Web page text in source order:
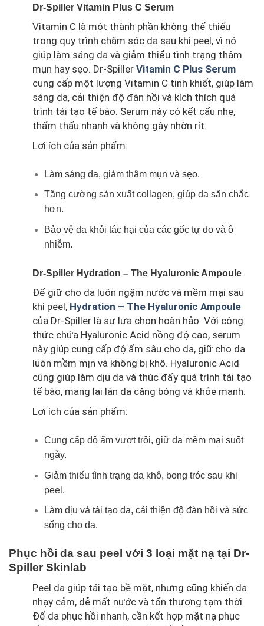
Dr-Spiller Vitamin Plus C Serum
Vitamin C là một thành phần không thể thiếu
trong quy trình chăm sóc da sau khi peel, vì nó
giúp làm sáng da và giảm thiểu tình trạng thâm
mụn hay sẹo. Dr-Spiller Vitamin C Plus Serum
cung cấp một lượng Vitamin C tinh khiết, giúp làm
sáng da, cải thiện độ đàn hồi và kích thích quá
trình tái tạo tế bào. Serum này có kết cấu nhẹ,
thẩm thấu nhanh và không gây nhờn rít.
Lợi ích của sản phẩm:
Làm sáng da, giảm thâm mụn và sẹo.
Tăng cường sản xuất collagen, giúp da săn chắc
hơn.
Bảo vệ da khỏi tác hại của các gốc tự do và ô
nhiễm.
Dr-Spiller Hydration – The Hyaluronic Ampoule
Để giữ cho da luôn ngậm nước và mềm mại sau
khi peel, Hydration – The Hyaluronic Ampoule
của Dr-Spiller là sự lựa chọn hoàn hảo. Với công
thức chứa Hyaluronic Acid nồng độ cao, serum
này giúp cung cấp độ ẩm sâu cho da, giữ cho da
luôn mềm mịn và không bị khô. Hyaluronic Acid
cũng giúp làm dịu da và thúc đẩy quá trình tái tạo
tế bào, mang lại làn da căng bóng và khỏe mạnh.
Lợi ích của sản phẩm:
Cung cấp độ ẩm vượt trội, giữ da mềm mại suốt
ngày.
Giảm thiểu tình trạng da khô, bong tróc sau khi
peel.
Làm dịu và tái tạo da, cải thiện độ đàn hồi và sức
sống cho da.
Phục hồi da sau peel với 3 loại mặt nạ tại Dr-
Spiller Skinlab
Peel da giúp tái tạo bề mặt, nhưng cũng khiến da
nhạy cảm, dễ mất nước và tổn thương tạm thời.
Để da phục hồi nhanh, cần kết hợp mặt nạ phục